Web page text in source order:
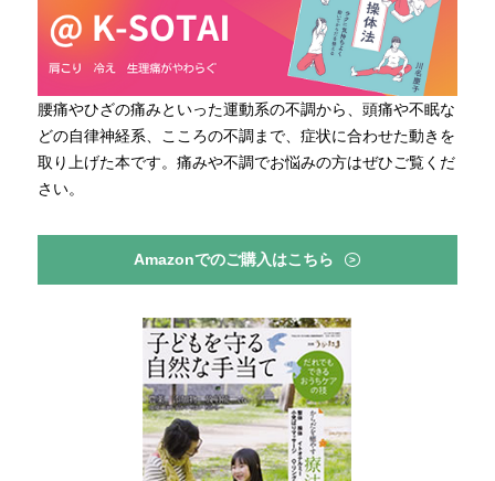
腰痛やひざの痛みといった運動系の不調から、頭痛や不眠な
どの自律神経系、こころの不調まで、症状に合わせた動きを
取り上げた本です。痛みや不調でお悩みの方はぜひご覧くだ
さい。
Amazonでのご購入はこちら >